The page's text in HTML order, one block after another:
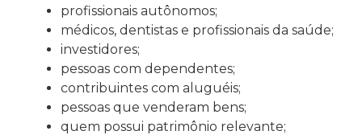
profissionais autônomos;
médicos, dentistas e profissionais da saúde;
investidores;
pessoas com dependentes;
contribuintes com aluguéis;
pessoas que venderam bens;
quem possui patrimônio relevante;